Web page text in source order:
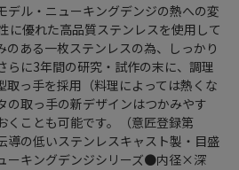
ル・ニューキングデンジの熱への変
に優れた高品質ステンレスを使用して
のある一枚ステンレスの為、しっかり
らに3年間の研究・試作の末に、調理
取っ手を採用（料理によっては熱くな
の取っ手の新デザインはつかみやす
くことも可能です。（意匠登録第
導の低いステンレスキャスト製・目盛
ーキングデンジシリーズ●内径×深